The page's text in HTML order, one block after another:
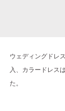
ウェディングドレ
入、カラードレス
た。